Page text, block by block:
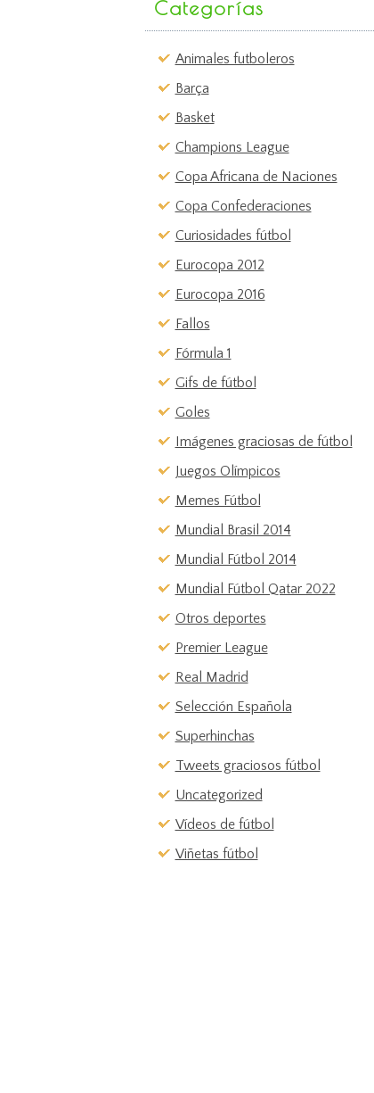
Categorías
Animales futboleros
Barça
Basket
Champions League
Copa Africana de Naciones
Copa Confederaciones
Curiosidades fútbol
Eurocopa 2012
Eurocopa 2016
Fallos
Fórmula 1
Gifs de fútbol
Goles
Imágenes graciosas de fútbol
Juegos Olímpicos
Memes Fútbol
Mundial Brasil 2014
Mundial Fútbol 2014
Mundial Fútbol Qatar 2022
Otros deportes
Premier League
Real Madrid
Selección Española
Superhinchas
Tweets graciosos fútbol
Uncategorized
Vídeos de fútbol
Viñetas fútbol